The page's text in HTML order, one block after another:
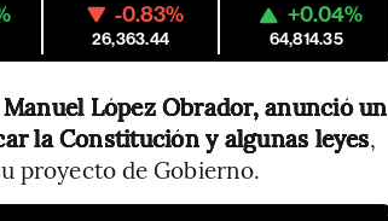
-0.83%
26,363.44
+0.04%
64,814.35
López Obrador, anunció un
la Constitución y algunas leyes,
proyecto de Gobierno.